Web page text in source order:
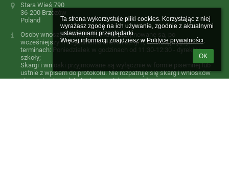
Ta strona wykorzystuje pliki cookies. Korzystając z niej
wyrażasz zgodę na ich używanie, zgodnie z aktualnymi
ustawieniami przeglądarki.
Więcej informacji znajdziesz w Polityce prywatności.
OK
Stara Wieś 790
36-200 Brzozów
Poland
Osoby wnoszące wnioski i skargi przyjmowane są, po
wcześniejszym uzgodnieniu telefonicznym, w następujących
terminach: Poniedziałek w godzinach od 11:30-12:30 - dyrektor
szkoły;
Skargi i wnioski przyjmowane są wyłącznie w formie pisemnej lub
ustnie z wpisem do protokołu. Nie rozpatruje się skarg i wniosków
nie zawierających imienia, nazwiska oraz adresu wnoszącego a